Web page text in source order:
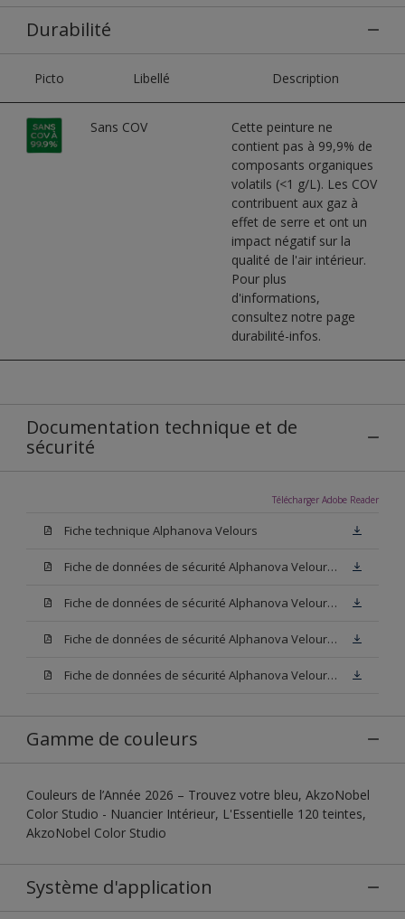
Durabilité
Picto Libellé Description
Sans COV
Cette peinture ne
contient pas à 99,9% de
composants organiques
volatils (<1 g/L). Les COV
contribuent aux gaz à
effet de serre et ont un
impact négatif sur la
qualité de l'air intérieur.
Pour plus
d'informations,
consultez notre page
durabilité-infos.
Documentation technique et de
sécurité
Télécharger Adobe Reader
Fiche technique Alphanova Velours
Fiche de données de sécurité Alphanova Velours Base W05
Fiche de données de sécurité Alphanova Velours Base M15
Fiche de données de sécurité Alphanova Velours Base N00
Fiche de données de sécurité Alphanova Velours Blanc
Gamme de couleurs
Couleurs de l’Année 2026 – Trouvez votre bleu, AkzoNobel
Color Studio - Nuancier Intérieur, L'Essentielle 120 teintes,
AkzoNobel Color Studio
Système d'application